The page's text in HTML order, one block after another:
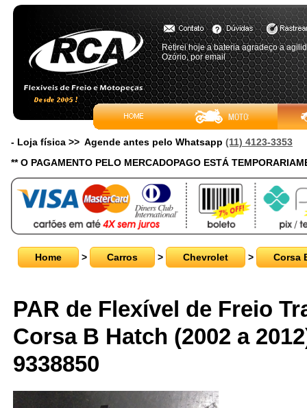
Retirei hoje a bateria agradeço a
Ozório, por email
- Loja física >> Agende antes pelo Whatsapp (11) 4123-3353
** O PAGAMENTO PELO MERCADOPAGO ESTÁ
Home > Carros > Chevrolet > Corsa
PAR de Flexível de Freio
Corsa B Hatch (2002 a
9338850